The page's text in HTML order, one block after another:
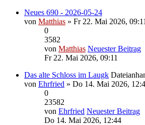
Neues 690 - 2026-05-24
von Matthias » Fr 22. Mai 2026,
0
3582
von Matthias Neuester Beitrag
Fr 22. Mai 2026, 09:11
Das alte Schloss im Laugk
von Ehrfried » Do 14. Mai 2026,
0
23582
von Ehrfried Neuester Beitrag
Do 14. Mai 2026, 12:44